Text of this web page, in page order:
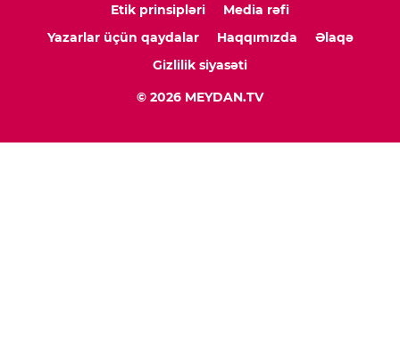
Etik prinsipləri
Media rəfi
Yazarlar üçün qaydalar
Haqqımızda
Əlaqə
Gizlilik siyasəti
© 2026 MEYDAN.TV